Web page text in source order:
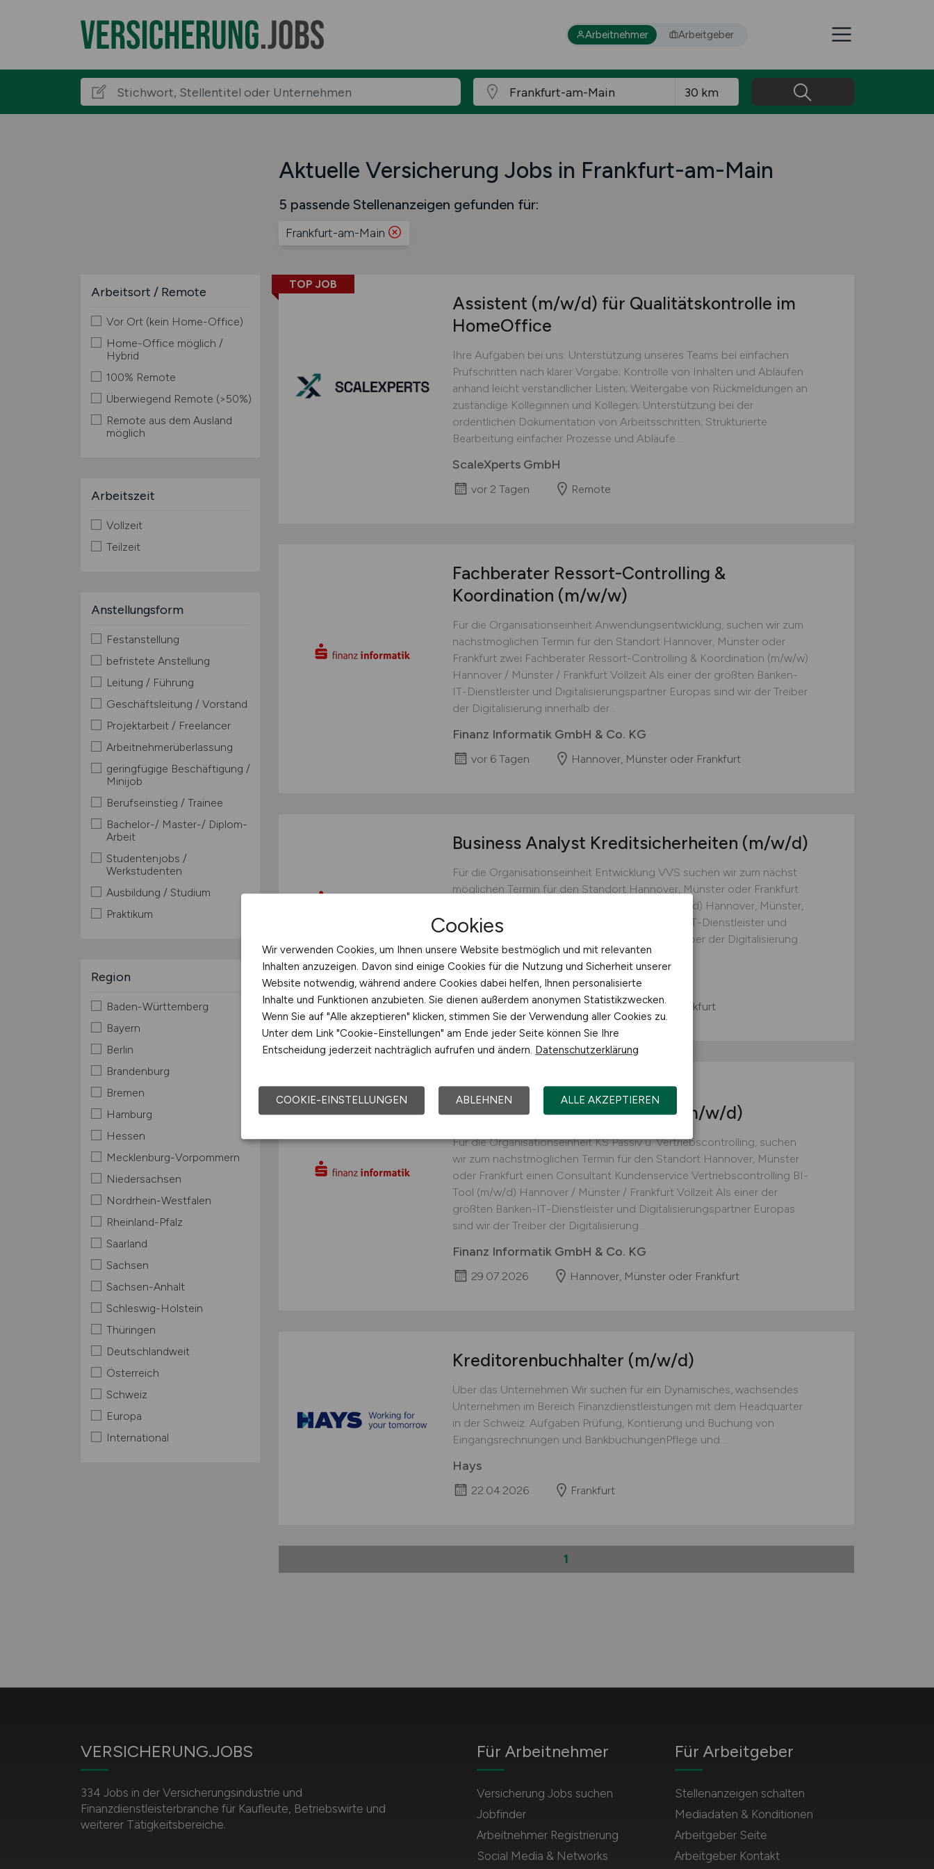
Arbeitnehmer Arbeitgeber
Aktuelle Versicherung Jobs in Frankfurt-am-Main
5 passende Stellenanzeigen gefunden für:
Frankfurt-am-Main
Arbeitsort / Remote
Vor Ort (kein Home-Office)
Home-Office möglich /
Hybrid
100% Remote
Überwiegend Remote (>50%)
Remote aus dem Ausland
möglich
Arbeitszeit
Vollzeit
Teilzeit
Anstellungsform
Festanstellung
befristete Anstellung
Leitung / Führung
Geschäftsleitung / Vorstand
Projektarbeit / Freelancer
Arbeitnehmerüberlassung
geringfügige Beschäftigung /
Minijob
Berufseinstieg / Trainee
Bachelor-/ Master-/ Diplom-
Arbeit
Studentenjobs /
Werkstudenten
Ausbildung / Studium
Praktikum
Region
Baden-Württemberg
Bayern
Berlin
Brandenburg
Bremen
Hamburg
Hessen
Mecklenburg-Vorpommern
Niedersachsen
Nordrhein-Westfalen
Rheinland-Pfalz
Saarland
Sachsen
Sachsen-Anhalt
Schleswig-Holstein
Thüringen
Deutschlandweit
Österreich
Schweiz
Europa
International
TOP JOB
Assistent (m/w/d) für Qualitätskontrolle im
HomeOffice
Ihre Aufgaben bei uns: Unterstützung unseres Teams bei einfachen
Prüfschritten nach klarer Vorgabe; Kontrolle von Inhalten und Abläufen
anhand leicht verständlicher Listen; Weitergabe von Rückmeldungen an
zuständige Kolleginnen und Kollegen; Unterstützung bei der
ordentlichen Dokumentation von Arbeitsschritten; Strukturierte
Bearbeitung einfacher Prozesse und Abläufe...
ScaleXperts GmbH
vor 2 Tagen Remote
Fachberater Ressort-Controlling &
Koordination (m/w/w)
Für die Organisationseinheit Anwendungsentwicklung, suchen wir zum
nächstmöglichen Termin für den Standort Hannover, Münster oder
Frankfurt zwei Fachberater Ressort-Controlling & Koordination (m/w/w)
Hannover / Münster / Frankfurt Vollzeit Als einer der größten Banken-
IT-Dienstleister und Digitalisierungspartner Europas sind wir der Treiber
der Digitalisierung innerhalb der...
Finanz Informatik GmbH & Co. KG
vor 6 Tagen Hannover, Münster oder Frankfurt
Business Analyst Kreditsicherheiten (m/w/d)
Für die Organisationseinheit Entwicklung VVS suchen wir zum nächst
möglichen Termin für den Standort Hannover, Münster oder Frankfurt
einen Business Analyst Kreditsicherheiten (m/w/d) Hannover, Münster,
Frankfurt Vollzeit Als einer der größten Banken-IT-Dienstleister und
Digitalisierungspartner Europas sind wir der Treiber der Digitalisierung
innerhalb der Sparkassen-Finanzgruppe. Mit...
Finanz Informatik GmbH & Co. KG
01.08.2026 Hannover, Münster, Frankfurt
Consultant Kundenservice
Vertriebscontrolling BI-Tool(m/w/d)
Für die Organisationseinheit KS Passiv u. Vertriebscontrolling, suchen
wir zum nächstmöglichen Termin für den Standort Hannover, Münster
oder Frankfurt einen Consultant Kundenservice Vertriebscontrolling BI-
Tool (m/w/d) Hannover / Münster / Frankfurt Vollzeit Als einer der
größten Banken-IT-Dienstleister und Digitalisierungspartner Europas
sind wir der Treiber der Digitalisierung...
Finanz Informatik GmbH & Co. KG
29.07.2026 Hannover, Münster oder Frankfurt
Kreditorenbuchhalter (m/w/d)
Über das Unternehmen Wir suchen für ein Dynamisches, wachsendes
Unternehmen im Bereich Finanzdienstleistungen mit dem Headquarter
in der Schweiz. Aufgaben Prüfung, Kontierung und Buchung von
Eingangsrechnungen und BankbuchungenPflege und...
Hays
22.04.2026 Frankfurt
1
VERSICHERUNG.JOBS
334 Jobs in der Versicherungsindustrie und
Finanzdienstleisterbranche für Kaufleute, Betriebswirte und
weiterer Tätigkeitsbereiche.
Für Arbeitnehmer
Versicherung Jobs suchen
Jobfinder
Arbeitnehmer Registrierung
Social Media & Networks
Für Arbeitgeber
Stellenanzeigen schalten
Mediadaten & Konditionen
Arbeitgeber Seite
Arbeitgeber Kontakt
Cookies
Wir verwenden Cookies, um Ihnen unsere Website bestmöglich und mit relevanten
Inhalten anzuzeigen. Davon sind einige Cookies für die Nutzung und Sicherheit unserer
Website notwendig, während andere Cookies dabei helfen, Ihnen personalisierte
Inhalte und Funktionen anzubieten. Sie dienen außerdem anonymen Statistikzwecken.
Wenn Sie auf "Alle akzeptieren" klicken, stimmen Sie der Verwendung aller Cookies zu.
Unter dem Link "Cookie-Einstellungen" am Ende jeder Seite können Sie Ihre
Entscheidung jederzeit nachträglich aufrufen und ändern. Datenschutzerklärung
COOKIE-EINSTELLUNGEN ABLEHNEN ALLE AKZEPTIEREN